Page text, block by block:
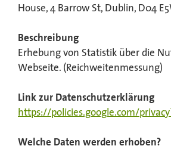
House, 4 Barrow St, Dublin, D04
Beschreibung
Erhebung von Statistik über die
Webseite. (Reichweitenmessung)
Link zur Datenschutzerklärung
https://policies.google.com/
Welche Daten werden erhoben?